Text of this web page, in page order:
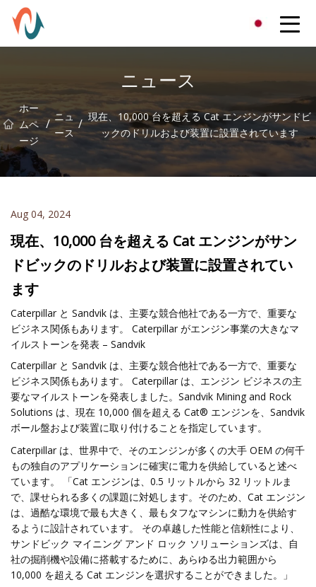
ニュース
ホー
ムペ
ージ
/ ニュ
ース
/ 現在、10,000 台を超える Cat エンジンがサンドビ
ックのドリルおよび装置に設置されています
Aug 04, 2024
現在、10,000 台を超える Cat エンジンがサン
ドビックのドリルおよび装置に設置されてい
ます
Caterpillar と Sandvik は、主要な競合他社である一方で、重要な
ビジネス関係もあります。 Caterpillar がエンジン事業の大きなマ
イルストーンを発表 – Sandvik
Caterpillar と Sandvik は、主要な競合他社である一方で、重要な
ビジネス関係もあります。 Caterpillar は、エンジン ビジネスの主
要なマイルストーンを発表しました。Sandvik Mining and Rock
Solutions は、現在 10,000 個を超える Cat® エンジンを、Sandvik
ボール盤および装置に取り付けることを指定しています。
Caterpillar は、世界中で、そのエンジンが多くの大手 OEM の何千
もの独自のアプリケーションに確実に電力を供給していると述べ
ています。 「Cat エンジンは、0.5 リットルから 32 リットルま
で、課せられる多くの課題に対処します。そのため、Cat エンジン
は、過酷な環境で最も大きく、最もタフなマシンに動力を供給す
るように設計されています。 その卓越した性能と信頼性により、
サンドビック マイニング アンド ロック ソリューションズは、自
社の掘削機や設備に搭載するために、あらゆる出力範囲から
10,000 を超える Cat エンジンを選択することができました。」